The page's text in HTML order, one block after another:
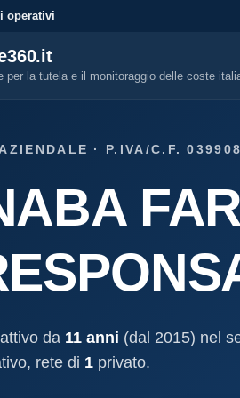
operativi
per la tutela e il monitoraggio delle coste
Visure, fascicoli, verifica
altro.
marittima
Un documento sintetico della
demaniale marittima
demaniale marittima
Storico completo ed evolutivo
· P.IVA/C.F.
da 11 anni (dal 2015) nel
rete di 1 privato.